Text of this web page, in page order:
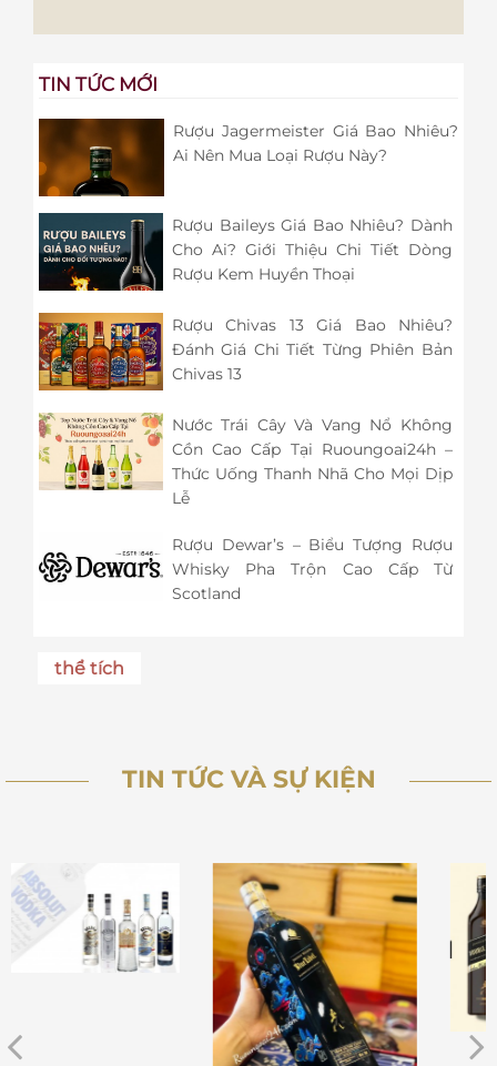
TIN TỨC MỚI
Rượu Jagermeister Giá Bao Nhiêu?
Ai Nên Mua Loại Rượu Này?
Rượu Baileys Giá Bao Nhiêu? Dành
Cho Ai? Giới Thiệu Chi Tiết Dòng
Rượu Kem Huyền Thoại
Rượu Chivas 13 Giá Bao Nhiêu?
Đánh Giá Chi Tiết Từng Phiên Bản
Chivas 13
Nước Trái Cây Và Vang Nổ Không
Cồn Cao Cấp Tại Ruoungoai24h –
Thức Uống Thanh Nhã Cho Mọi Dịp
Lễ
Rượu Dewar’s – Biểu Tượng Rượu
Whisky Pha Trộn Cao Cấp Từ
Scotland
thể tích
TIN TỨC VÀ SỰ KIỆN